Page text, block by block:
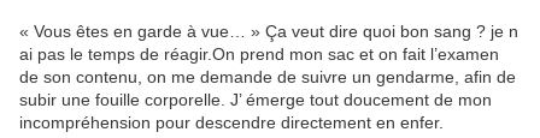
« Vous êtes en garde à vue… » Ça veut dire quoi bon sang ? je n
ai pas le temps de réagir.On prend mon sac et on fait l’examen
de son contenu, on me demande de suivre un gendarme, afin de
subir une fouille corporelle. J’ émerge tout doucement de mon
incompréhension pour descendre directement en enfer.